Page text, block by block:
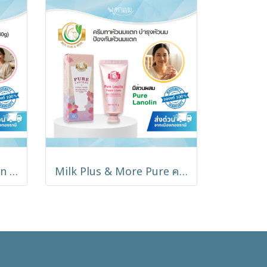
Cuddle Me Pure Lanolin Nipple Cream 30g ครีมทาหัวนมสำหรับคุณแม่ให้นมบุตร ลาโนลินเกรดทางการแพทย์ Milk Plus & More Pure ครีมบำรุงหัวนมแตก ช่วยบรรเทาอาการหัวนมแห้ง